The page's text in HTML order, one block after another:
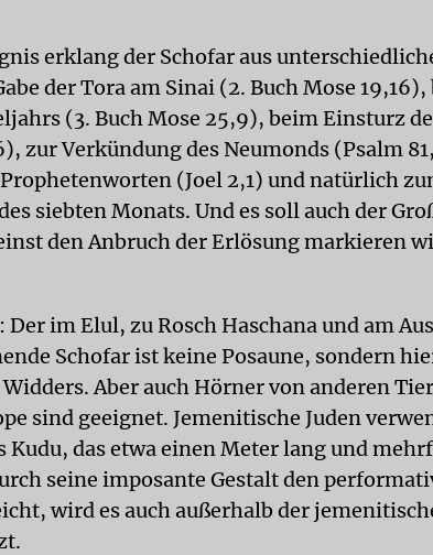
erklang der Schofar aus
der Tora am Sinai (2. Buch Mose 19,16),
(3. Buch Mose 25,9), beim Einsturz
zur Verkündung des Neumonds (Psalm
(Joel 2,1) und natürlich
siebten Monats. Und es soll auch der
den Anbruch der Erlösung markieren
im Elul, zu Rosch Haschana und am
Schofar ist keine Posaune, sondern
Aber auch Hörner von anderen
sind geeignet. Jemenitische Juden
Kudu, das etwa einen Meter lang und
seine imposante Gestalt den
wird es auch außerhalb der